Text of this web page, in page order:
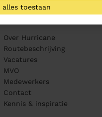
Over Hurricane
Routebeschrijving
Vacatures
MVO
Medewerkers
Contact
Kennis & inspiratie
alles toestaan